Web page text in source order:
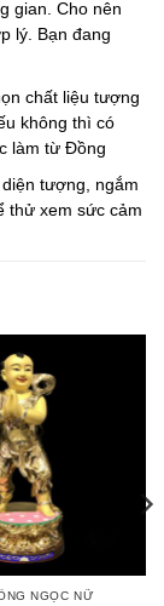
gian. Cho nên
lý. Bạn đang
chất liệu tượng
không thì có
làm từ Đồng
tượng, ngắm
thử xem sức cảm
NGỌC NỮ